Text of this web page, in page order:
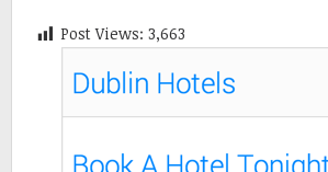
Post Views: 3,663